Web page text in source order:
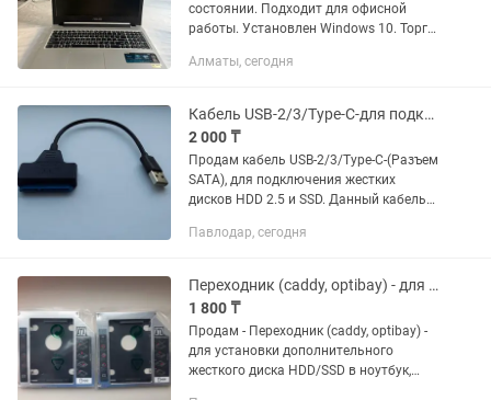
состоянии. Подходит для офисной
работы. Установлен Windows 10. Торг
хороший Экран: 15,6” Процессор: Intel
Алматы, сегодня
Кабель USB-2/3/Type-C-для подключения Hdd2.5-ssd
2 000 ₸
Продам кабель USB-2/3/Type-C-(Разъем
SATA), для подключения жестких
дисков HDD 2.5 и SSD. Данный кабель
подключения жестких дисков к
Павлодар, сегодня
Переходник (caddy, optibay) - для установки дополнительного жесткого диска
1 800 ₸
Продам - Переходник (caddy, optibay) -
для установки дополнительного
жесткого диска HDD/SSD в ноутбук,